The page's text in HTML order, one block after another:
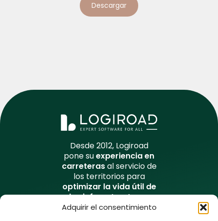
Adquirir el consentimiento
Descargar
Desde 2012, Logiroad
pone suexperiencia en
carreterasal servicio de
los territorios para
optimizar la vida útil de
las infraestructuras
vialesy mejorar su